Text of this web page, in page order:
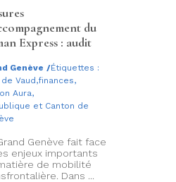
du
Express : audit
Genève /Étiquettes :
Vaud,finances,
Aura,
et Canton de
Genève fait face
enjeux importants
de mobilité
Dans ...